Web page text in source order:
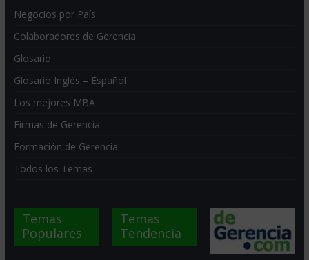
Negocios por País
Colaboradores de Gerencia
Glosario
Glosario Inglés – Español
Los mejores MBA
Firmas de Gerencia
Formación de Gerencia
Todos los Temas
Temas
Populares
Temas
Tendencia